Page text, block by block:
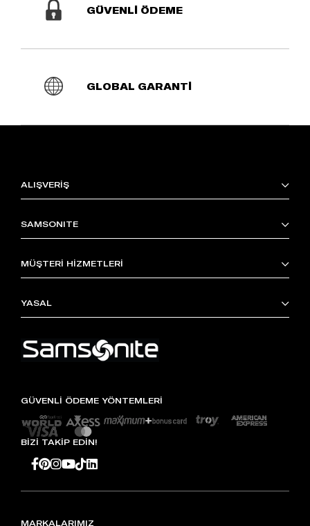
GÜVENLİ ÖDEME
GLOBAL GARANTİ
ALIŞVERİŞ
SAMSONITE
MÜŞTERİ HİZMETLERİ
YASAL
GÜVENLİ ÖDEME YÖNTEMLERİ
BİZİ TAKİP EDİN!
MARKALARIMIZ